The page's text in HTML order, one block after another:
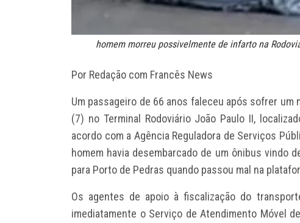
homem morreu possivelmente de infarto na
Por Redação com Francês News
Um passageiro de 66 anos faleceu após sofrer
(7) no Terminal Rodoviário João Paulo II,
acordo com a Agência Reguladora de Serviços
homem havia desembarcado de um ônibus vindo
para Porto de Pedras quando passou mal na
Os agentes de apoio à fiscalização do
imediatamente o Serviço de Atendimento Móvel